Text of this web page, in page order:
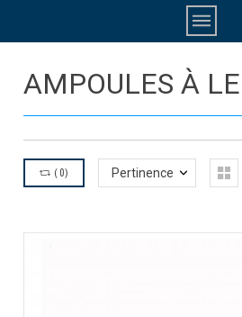
AMPOULES À
(0) Pertinence